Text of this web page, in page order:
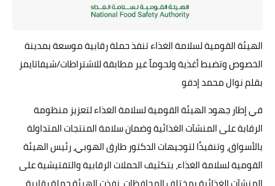
حوادث وقضايا
خدمات
الصحه والجمال
الهيئة القومية لسلامة الغذاء تنفذ حملة رقابية موسعة بمدينة
الخصوص وتضبط أغذية ولحوماً غير مطابقة للاشتراطات/شيفاتايمز
بقلم نوال محمد إدفو
في إطار جهود الهيئة القومية لسلامة الغذاء لتعزيز منظومة
الرقابة على المنشآت الغذائية وضمان سلامة المنتجات المتداولة
بالأسواق، وتنفيذًا لتوجيهات الدكتور طارق الهوبي، رئيس الهيئة
القومية لسلامة الغذاء، بتكثيف الحملات الرقابية والتفتيشية على